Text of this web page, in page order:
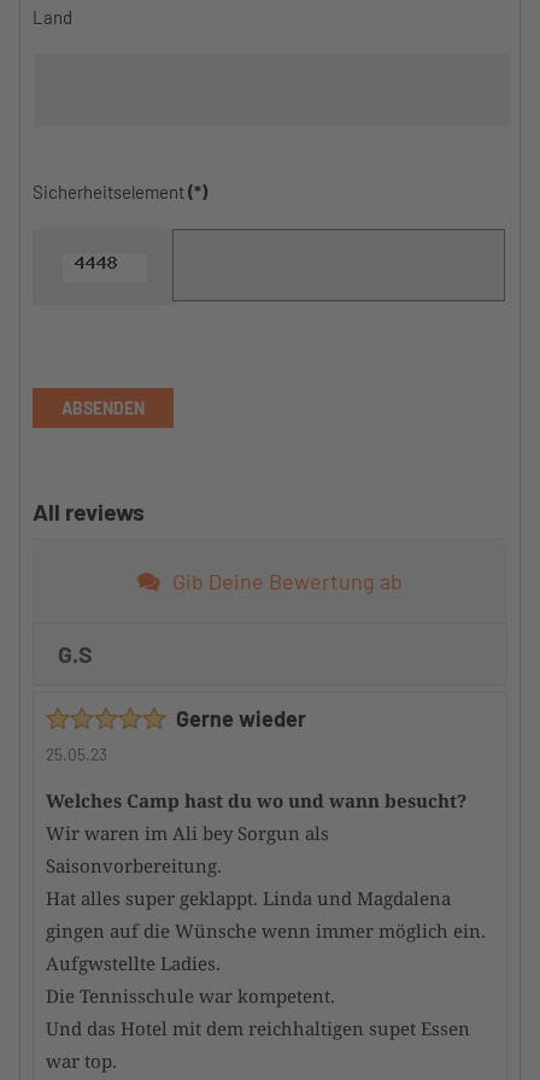
Land
Sicherheitselement(*)
ABSENDEN
All reviews
Gib Deine Bewertung ab
G.S
Gerne wieder
25.05.23
Welches Camp hast du wo und wann besucht?
Wir waren im Ali bey Sorgun als
Saisonvorbereitung.
Hat alles super geklappt. Linda und Magdalena
gingen auf die Wünsche wenn immer möglich ein.
Aufgwstellte Ladies.
Die Tennisschule war kompetent.
Und das Hotel mit dem reichhaltigen supet Essen
war top.